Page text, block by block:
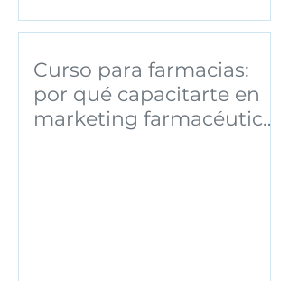
Curso para farmacias:
por qué capacitarte en
marketing farmacéutico